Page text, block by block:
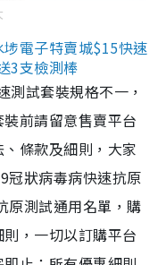
電子特賣城$15快速
3支檢測棒
測試套裝規格不一，
前請留意售賣平台
條款及細則，大家
冠狀病毒病快速抗原
原測試通用名單，購
，一切以訂購平台